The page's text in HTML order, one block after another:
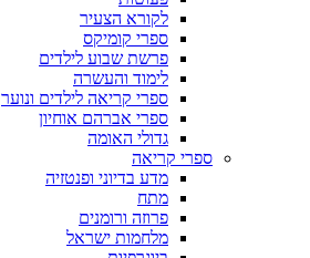
לקורא הצעיר
ספרי קומיקס
פרשת שבוע לילדים
לימוד והעשרה
ספרי קריאה לילדים ונוער
ספרי אברהם אוחיון
גדולי האומה
ספרי קריאה
מדע בדיוני ופנטזיה
מתח
פרוזה ורומנים
מלחמות ישראל